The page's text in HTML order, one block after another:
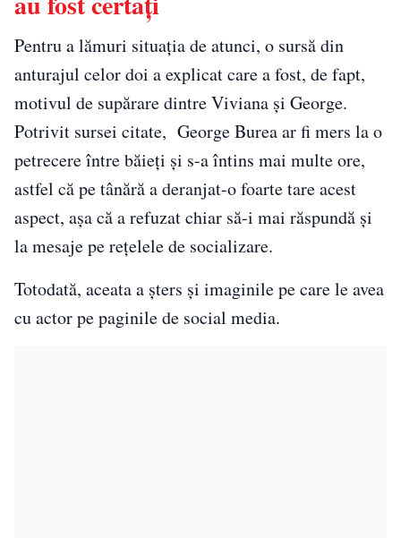
Pentru a lămuri situația de atunci, o sursă din
anturajul celor doi a explicat care a fost, de fapt,
motivul de supărare dintre Viviana și George.
Potrivit sursei citate, George Burea ar fi mers la o
petrecere între băieți și s-a întins mai multe ore,
astfel că pe tânără a deranjat-o foarte tare acest
aspect, așa că a refuzat chiar să-i mai răspundă și
la mesaje pe rețelele de socializare.
Totodată, aceata a șters și imaginile pe care le avea
cu actor pe paginile de social media.